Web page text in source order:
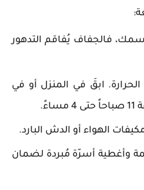
فالجفاف يُفاقم التدهور
ابقَ في المنزل أو في
الهواء أو الدش البارد.
وأغطية أسرّة مُبردة لضمان